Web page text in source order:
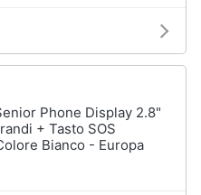
Phone Display 2.8"
+ Tasto SOS
Bianco - Europa